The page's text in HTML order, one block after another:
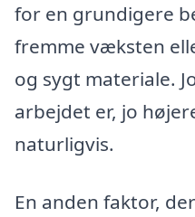
for en grundigere
fremme væksten
og sygt materiale.
arbejdet er, jo
naturligvis.
En anden faktor,